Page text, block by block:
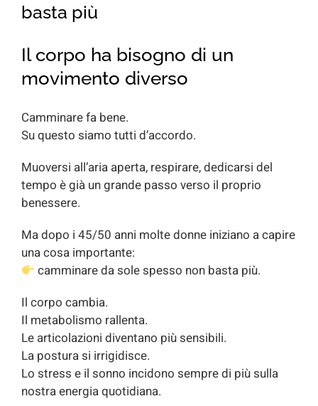
basta più
Il corpo ha bisogno di un
movimento diverso
Camminare fa bene.
Su questo siamo tutti d’accordo.
Muoversi all’aria aperta, respirare, dedicarsi del
tempo è già un grande passo verso il proprio
benessere.
Ma dopo i 45/50 anni molte donne iniziano a capire
una cosa importante:
camminare da sole spesso non basta più.
Il corpo cambia.
Il metabolismo rallenta.
Le articolazioni diventano più sensibili.
La postura si irrigidisce.
Lo stress e il sonno incidono sempre di più sulla
nostra energia quotidiana.